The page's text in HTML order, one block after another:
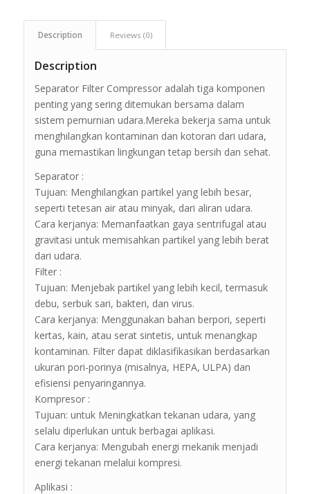
Description Reviews (0)
Description
Separator Filter Compressor adalah tiga komponen
penting yang sering ditemukan bersama dalam
sistem pemurnian udara.Mereka bekerja sama untuk
menghilangkan kontaminan dan kotoran dari udara,
guna memastikan lingkungan tetap bersih dan sehat.
Separator :
Tujuan: Menghilangkan partikel yang lebih besar,
seperti tetesan air atau minyak, dari aliran udara.
Cara kerjanya: Memanfaatkan gaya sentrifugal atau
gravitasi untuk memisahkan partikel yang lebih berat
dari udara.
Filter :
Tujuan: Menjebak partikel yang lebih kecil, termasuk
debu, serbuk sari, bakteri, dan virus.
Cara kerjanya: Menggunakan bahan berpori, seperti
kertas, kain, atau serat sintetis, untuk menangkap
kontaminan. Filter dapat diklasifikasikan berdasarkan
ukuran pori-porinya (misalnya, HEPA, ULPA) dan
efisiensi penyaringannya.
Kompresor :
Tujuan: untuk Meningkatkan tekanan udara, yang
selalu diperlukan untuk berbagai aplikasi.
Cara kerjanya: Mengubah energi mekanik menjadi
energi tekanan melalui kompresi.
Aplikasi :